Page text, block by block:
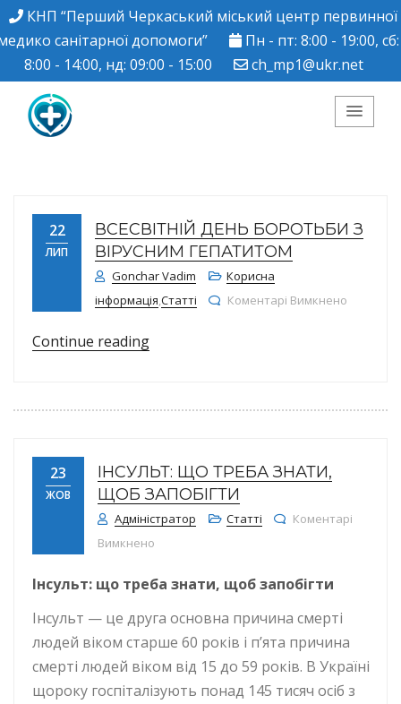
КНП “Перший Черкаський міський центр первинної
санітарної допомоги”
Пн - пт: 8:00 - 19:00, сб:
8:00 - 14:00, нд: 09:00 - 15:00
ch_mp1@ukr.net
Черкаський міський
центр ПМСД"
22
ЛИП
ВСЕСВІТНІЙ ДЕНЬ БОРОТЬБИ З
ВІРУСНИМ ГЕПАТИТОМ
Gonchar Vadim
Корисна
інформація,Статті Коментарі Вимкнено
Continue reading“Всесвітній день боротьби з
23
ЖОВ
ІНСУЛЬТ: ЩО ТРЕБА ЗНАТИ,
ЩОБ ЗАПОБІГТИ
Адміністратор Статті
Коментарі
Вимкнено
Інсульт: що треба знати, щоб запобігти
Інсульт — це друга основна причина смерті
людей віком старше 60 років і п’ята причина
смерті людей віком від 15 до 59 років. В Україні
щороку госпіталізують понад 145 тисяч осіб з